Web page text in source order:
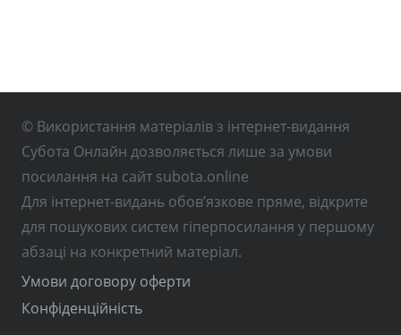
© Використання матеріалів з інтернет-видання
Субота Онлайн дозволяється лише за умови
посилання на сайт subota.online
Для інтернет-видань обов’язкове пряме, відкрите
для пошукових систем гіперпосилання у першому
абзаці на конкретний матеріал.
Умови договору оферти
Конфіденційність